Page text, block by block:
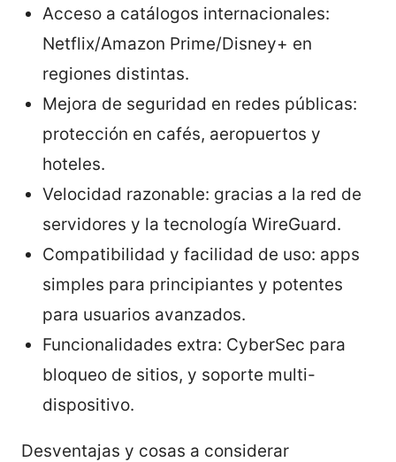
Acceso a catálogos internacionales:
Netflix/Amazon Prime/Disney+ en
regiones distintas.
Mejora de seguridad en redes públicas:
protección en cafés, aeropuertos y
hoteles.
Velocidad razonable: gracias a la red de
servidores y la tecnología WireGuard.
Compatibilidad y facilidad de uso: apps
simples para principiantes y potentes
para usuarios avanzados.
Funcionalidades extra: CyberSec para
bloqueo de sitios, y soporte multi-
dispositivo.
Desventajas y cosas a considerar